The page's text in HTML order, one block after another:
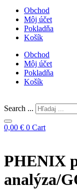
Obchod
Môj účet
Pokladňa
Košík
Obchod
Môj účet
Pokladňa
Košík
Search ...
0,00 € 0 Cart
PHENIX
analýza/